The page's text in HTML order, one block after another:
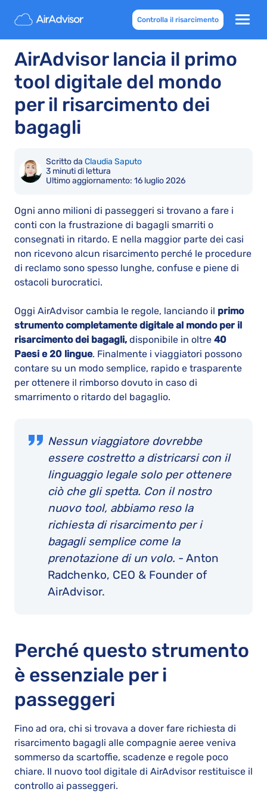
Controlla il risarcimento
AirAdvisor lancia il primo
tool digitale del mondo
per il risarcimento dei
bagagli
Scritto da Claudia Saputo
3 minuti di lettura
Ultimo aggiornamento: 16 luglio 2026
Ogni anno milioni di passeggeri si trovano a fare i
conti con la frustrazione di bagagli smarriti o
consegnati in ritardo. E nella maggior parte dei casi
non ricevono alcun risarcimento perché le procedure
di reclamo sono spesso lunghe, confuse e piene di
ostacoli burocratici.
Oggi AirAdvisor cambia le regole, lanciando il primo
strumento completamente digitale al mondo per il
risarcimento dei bagagli, disponibile in oltre 40
Paesi e 20 lingue. Finalmente i viaggiatori possono
contare su un modo semplice, rapido e trasparente
per ottenere il rimborso dovuto in caso di
smarrimento o ritardo del bagaglio.
Nessun viaggiatore dovrebbe
essere costretto a districarsi con il
linguaggio legale solo per ottenere
ciò che gli spetta. Con il nostro
nuovo tool, abbiamo reso la
richiesta di risarcimento per i
bagagli semplice come la
prenotazione di un volo. - Anton
Radchenko, CEO & Founder of
AirAdvisor.
Perché questo strumento
è essenziale per i
passeggeri
Fino ad ora, chi si trovava a dover fare richiesta di
risarcimento bagagli alle compagnie aeree veniva
sommerso da scartoffie, scadenze e regole poco
chiare. Il nuovo tool digitale di AirAdvisor restituisce il
controllo ai passeggeri.